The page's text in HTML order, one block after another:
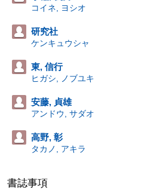
コイネ, ヨシオ
研究社
ケンキュウシャ
東, 信行
ヒガシ, ノブユキ
安藤, 貞雄
アンドウ, サダオ
高野, 彰
タカノ, アキラ
書誌事項